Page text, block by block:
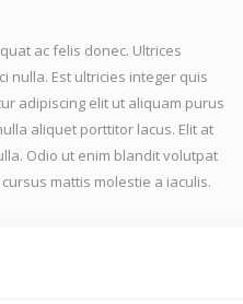
ac felis donec. Ultrices
nulla. Est ultricies integer quis
adipiscing elit ut aliquam purus
aliquet porttitor lacus. Elit at
Odio ut enim blandit volutpat
mattis molestie a iaculis.